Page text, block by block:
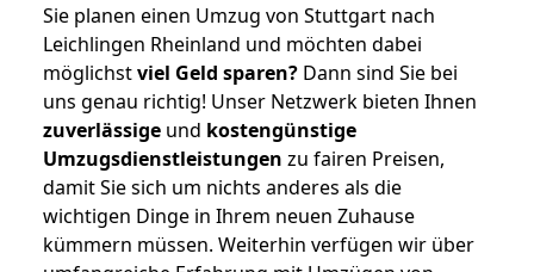
Sie planen einen Umzug von Stuttgart nach
Leichlingen Rheinland und möchten dabei
möglichstviel Geld sparen? Dann sind Sie bei
uns genau richtig! Unser Netzwerk bieten Ihnen
zuverlässige und kostengünstige
Umzugsdienstleistungen zu fairen Preisen,
damit Sie sich um nichts anderes als die
wichtigen Dinge in Ihrem neuen Zuhause
kümmern müssen. Weiterhin verfügen wir über